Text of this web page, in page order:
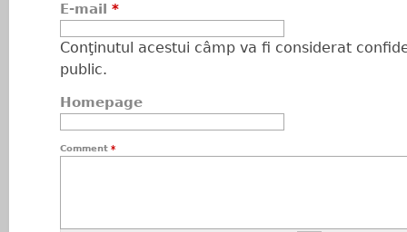
E-mail *
Conţinutul acestui câmp va fi considerat
public.
Homepage
Comment *